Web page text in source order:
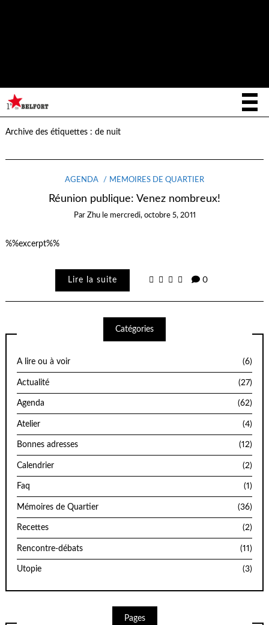
Archive des étiquettes : de nuit
AGENDA MÉMOIRES DE QUARTIER
Réunion publique: Venez nombreux!
Par Zhu le mercredi, octobre 5, 2011
%%excerpt%%
Lire la suite 0
Catégories
A lire ou à voir (6)
Actualité (27)
Agenda (62)
Atelier (4)
Bonnes adresses (12)
Calendrier (2)
Faq (1)
Mémoires de Quartier (36)
Recettes (2)
Rencontre-débats (11)
Utopie (3)
Pages